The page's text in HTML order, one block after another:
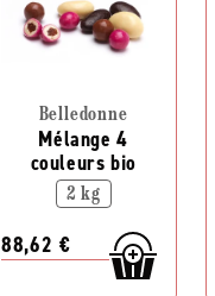
Belledonne
Mélange 4
couleurs bio
2 kg
88,62 €